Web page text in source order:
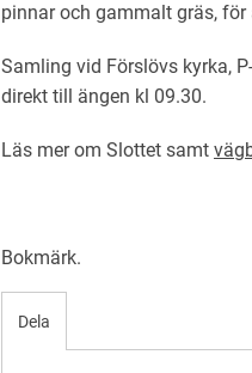
pinnar och gammalt gräs,
Samling vid Förslövs kyrka,
direkt till ängen kl 09.30.
Läs mer om Slottet samt
Bokmärk.
Dela